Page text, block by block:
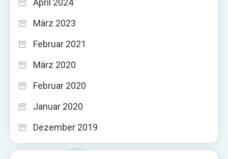
April 2024
März 2023
Februar 2021
März 2020
Februar 2020
Januar 2020
Dezember 2019